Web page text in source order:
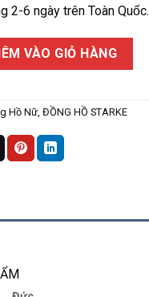
2-6 ngày trên Toàn Quốc.
SK163PL số lượng
VÀO GIỎ HÀNG
Hồ Nữ, ĐỒNG HỒ STARKE